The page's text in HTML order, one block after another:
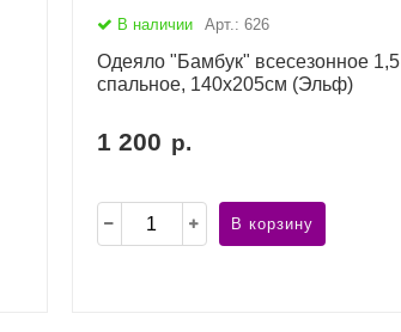
В наличии Арт.: 626
Одеяло "Бамбук" всесезонное 1,5
спальное, 140х205см (Эльф)
1 200 р.
В корзину